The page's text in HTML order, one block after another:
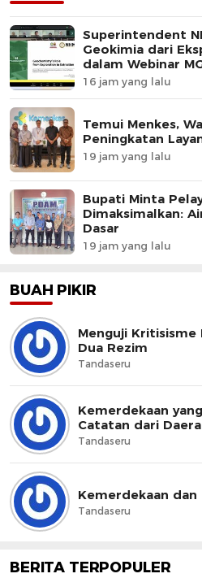
Superintendent
Geokimia dari
dalam Webinar
16 jam yang lalu
Temui Menkes,
Peningkatan
19 jam yang lalu
Bupati Minta
Dimaksimalkan:
Dasar
19 jam yang lalu
BUAH PIKIR
Menguji Kritisisme
Dua Rezim
Tandaseru
Kemerdekaan
Catatan dari
Tandaseru
Kemerdekaan dan
Tandaseru
BERITA TERPOPULER